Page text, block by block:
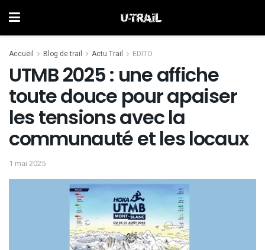
Accueil Blog de trail Actu Trail EDITO
UTMB 2025 : une affiche
toute douce pour apaiser
les tensions avec la
communauté et les locaux
1 mai 2025